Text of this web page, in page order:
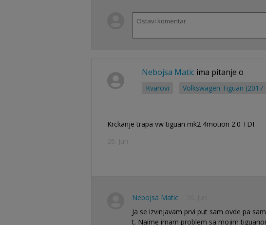
Nebojsa Matic ima pitanje o
Kvarovi Volkswagen Tiguan (2017
Krckanje trapa vw tiguan mk2 4motion 2.0 TDI
26. Jun
Nebojsa Matic
Ja se izvinjavam prvi put sam ovde pa
t. Naime imam problem sa mojim